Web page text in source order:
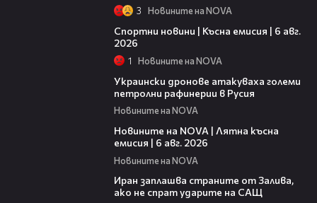
3 Новините на NOVA
Спортни новини | Късна емисия | 6 авг.
2026
1 Новините на NOVA
Украински дронове атакуваха големи
петролни рафинерии в Русия
Новините на NOVA
Новините на NOVA | Лятна късна
емисия | 6 авг. 2026
Новините на NOVA
Иран заплашва страните от Залива,
ако не спрат ударите на САЩ